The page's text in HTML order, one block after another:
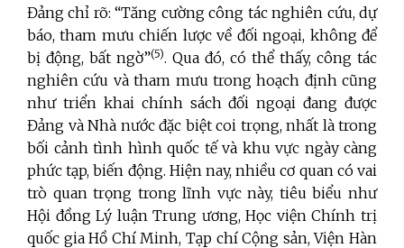
Đảng chỉ rõ: “Tăng cường công tác nghiên cứu, dự
báo, tham mưu chiến lược về đối ngoại, không để
bị động, bất ngờ”(5). Qua đó, có thể thấy, công tác
nghiên cứu và tham mưu trong hoạch định cũng
như triển khai chính sách đối ngoại đang được
Đảng và Nhà nước đặc biệt coi trọng, nhất là trong
bối cảnh tình hình quốc tế và khu vực ngày càng
phức tạp, biến động. Hiện nay, nhiều cơ quan có vai
trò quan trọng trong lĩnh vực này, tiêu biểu như
Hội đồng Lý luận Trung ương, Học viện Chính trị
quốc gia Hồ Chí Minh, Tạp chí Cộng sản, Viện Hàn